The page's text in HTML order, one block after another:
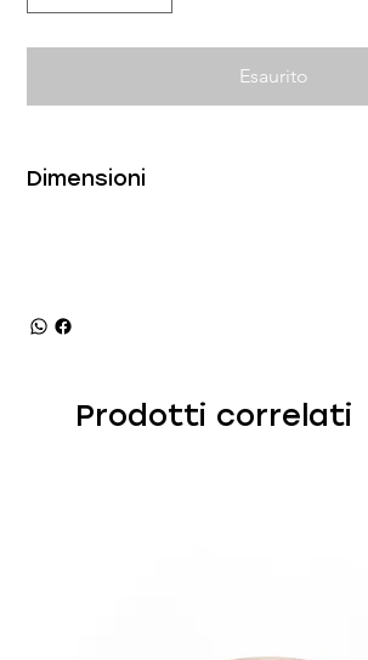
Esaurito
Dimensioni
Prodotti correlati